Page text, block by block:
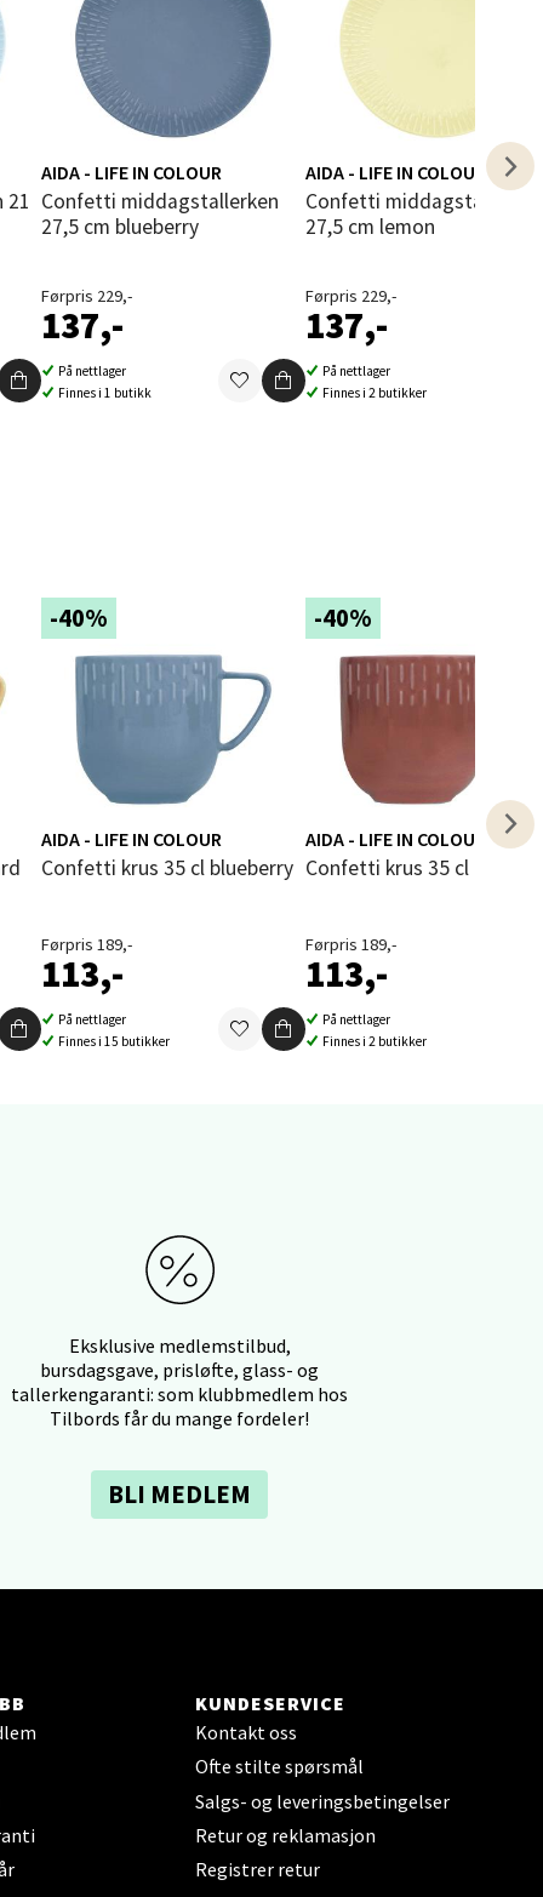
AIDA - LIFE IN COLOUR
Confetti middagstallerken
27,5 cm blueberry
Førpris 229,-
137,-
På nettlager
Finnes i 1 butikk
AIDA - LIFE IN COLOUR
Confetti middagstallerken
27,5 cm lemon
Førpris 229,-
137,-
På nettlager
Finnes i 2 butikker
-40%
AIDA - LIFE IN COLOUR
Confetti krus 35 cl blueberry
Førpris 189,-
113,-
På nettlager
Finnes i 15 butikker
-40%
AIDA - LIFE IN COLOUR
Confetti krus 35 cl
Førpris 189,-
113,-
På nettlager
Finnes i 2 butikker
Eksklusive medlemstilbud,
bursdagsgave, prisløfte, glass- og
tallerkengaranti: som klubbmedlem hos
Tilbords får du mange fordeler!
BLI MEDLEM
KUNDESERVICE
Kontakt oss
Ofte stilte spørsmål
Salgs- og leveringsbetingelser
Retur og reklamasjon
Registrer retur